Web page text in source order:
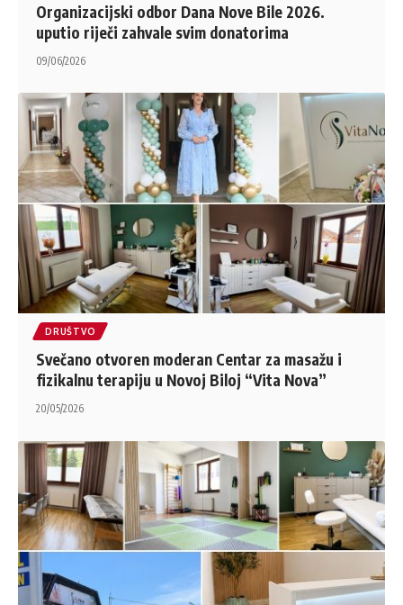
Organizacijski odbor Dana Nove Bile 2026.
uputio riječi zahvale svim donatorima
09/06/2026
DRUŠTVO
Svečano otvoren moderan Centar za masažu i
fizikalnu terapiju u Novoj Biloj “Vita Nova”
20/05/2026